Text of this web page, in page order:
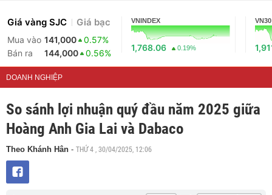
Giá vàng SJC Giá bạc
Mua vào 141,000
0.57%
Bán ra
144,000 0.56%
VNINDEX
1,768.06 0.19%
VN30
DOANH NGHIỆP
So sánh lợi nhuận quý đầu năm 2025 giữa
Hoàng Anh Gia Lai và Dabaco
Theo Khánh Hân - THỨ 4 , 30/04/2025, 12:06